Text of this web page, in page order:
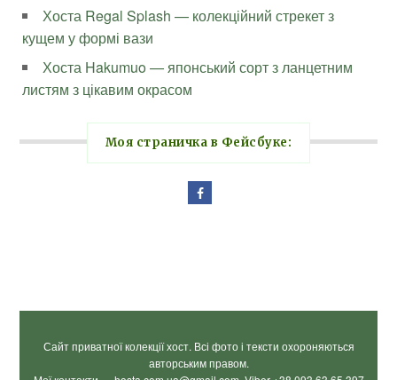
Хоста Regal Splash — колекційний стрекет з
кущем у формі вази
Хоста Hakumuo — японський сорт з ланцетним
листям з цікавим окрасом
Моя страничка в Фейсбуке:
Сайт приватної колекції хост. Всі фото і тексти охороняються
авторським правом.